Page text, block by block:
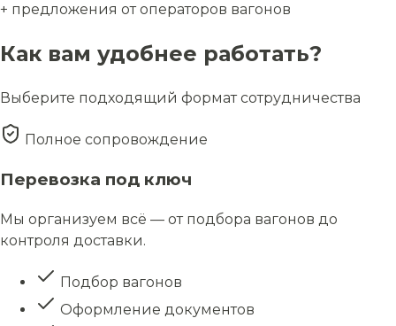
+ предложения от операторов вагонов
Как вам удобнее работать?
Выберите подходящий формат сотрудничества
Полное сопровождение
Перевозка под ключ
Мы организуем всё — от подбора вагонов до
контроля доставки.
Подбор вагонов
Оформление документов